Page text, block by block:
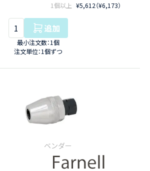
1個以上 ¥5,612（¥6,173）
追加
最小注文数：1個
注文単位：1個ずつ